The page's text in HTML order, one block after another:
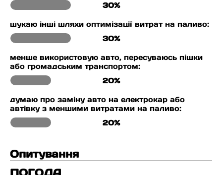
30%
шукаю інші шляхи оптимізації витрат на паливо:
30%
менше використовую авто, пересуваюсь пішки
або громадським транспортом:
20%
думаю про заміну авто на електрокар або
автівку з меншими витратами на паливо:
20%
Опитування